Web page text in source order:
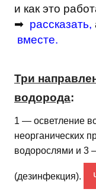
и как это
➡ рассказать,
вместе.
Три
водорода:
1 — осветление
неорганических
водорослями и 3
(дезинфекция).